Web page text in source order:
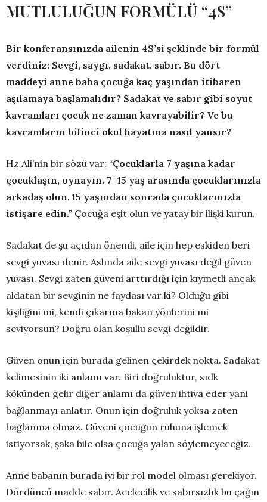
MUTLULUĞUN FORMÜLÜ “4S”
Bir konferansınızda ailenin 4S’si şeklinde bir formül
verdiniz: Sevgi, saygı, sadakat, sabır. Bu dört
maddeyi anne baba çocuğa kaç yaşından itibaren
aşılamaya başlamalıdır? Sadakat ve sabır gibi soyut
kavramları çocuk ne zaman kavrayabilir? Ve bu
kavramların bilinci okul hayatına nasıl yansır?
Hz Ali’nin bir sözü var: “Çocuklarla 7 yaşına kadar
çocuklaşın, oynayın. 7–15 yaş arasında çocuklarınızla
arkadaş olun. 15 yaşından sonrada çocuklarınızla
istişare edin.” Çocuğa eşit olun ve yatay bir ilişki kurun.
Sadakat de şu açıdan önemli, aile için hep eskiden beri
sevgi yuvası denir. Aslında aile sevgi yuvası değil güven
yuvası. Sevgi zaten güveni arttırdığı için kıymetli ancak
aldatan bir sevginin ne faydası var ki? Olduğu gibi
kişiliğini mi, kendi çıkarına bakan yönlerini mi
seviyorsun? Doğru olan koşullu sevgi değildir.
Güven onun için burada gelinen çekirdek nokta. Sadakat
kelimesinin iki anlamı var. Biri doğruluktur, sıdk
kökünden gelir diğer anlamı da güven ihtiva eder yani
bağlanmayı anlatır. Onun için doğruluk yoksa zaten
bağlanma olmaz. Güveni çocuğun ruhuna işlemek
istiyorsak, şaka bile olsa çocuğa yalan söylemeyeceğiz.
Anne babanın burada iyi bir rol model olması gerekiyor.
Dördüncü madde sabır. Acelecilik ve sabırsızlık bu çağın